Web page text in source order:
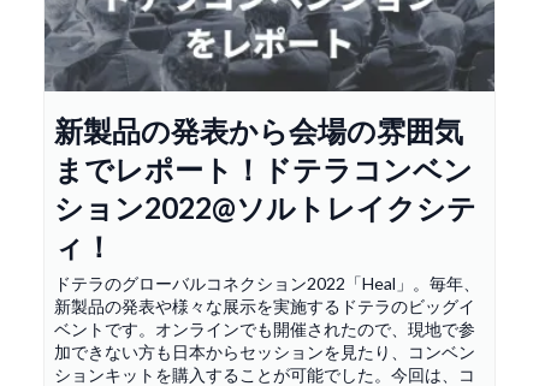
新製品の発表から会場の雰囲気
までレポート！ドテラコンベン
ション2022@ソルトレイクシテ
ィ！
ドテラのグローバルコネクション2022「Heal」。毎年、
新製品の発表や様々な展示を実施するドテラのビッグイ
ベントです。オンラインでも開催されたので、現地で参
加できない方も日本からセッションを見たり、コンベン
ションキットを購入することが可能でした。今回は、コ